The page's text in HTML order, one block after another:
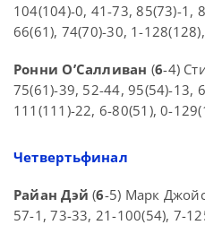
104(104)-0, 41-73, 85(73)-1,
66(61), 74(70)-30, 1-
Ронни О’Салливан (6-4)
75(61)-39, 52-44, 95(54)-13,
111(111)-22, 6-80(51), 0-
Четвертьфинал
Райан Дэй (6-5) Марк
57-1, 73-33, 21-100(54), 7-